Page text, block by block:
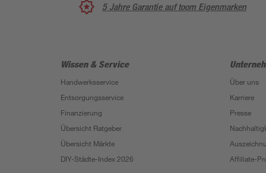
5 Jahre Garantie auf toom Eigenmarken
Wissen & Service
Handwerksservice
Entsorgungsservice
Finanzierung
Übersicht Ratgeber
Übersicht Märkte
DIY-Städte-Index 2026
Über uns
Karriere
Presse
Affiliate-